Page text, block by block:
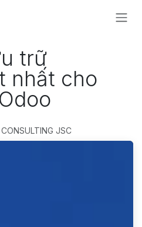
trữ
nhất cho
CONSULTING JSC